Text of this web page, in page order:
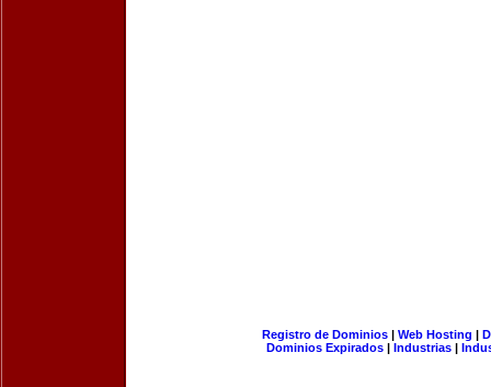
Registro de Dominios| Web Hosting |
Dominios Expirados | Industrias |